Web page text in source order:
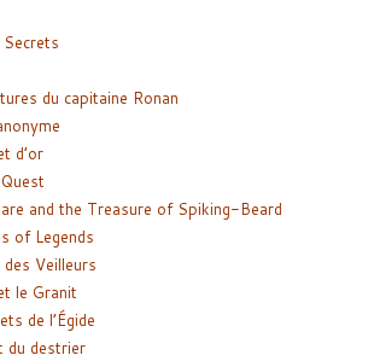
Secrets
du capitaine Ronan
d’or
and the Treasure of Spiking-Beard
of Legends
Veilleurs
le Granit
de l’Égide
du destrier